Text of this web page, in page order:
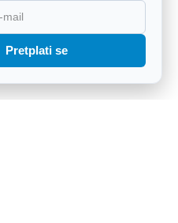
Pretplati se